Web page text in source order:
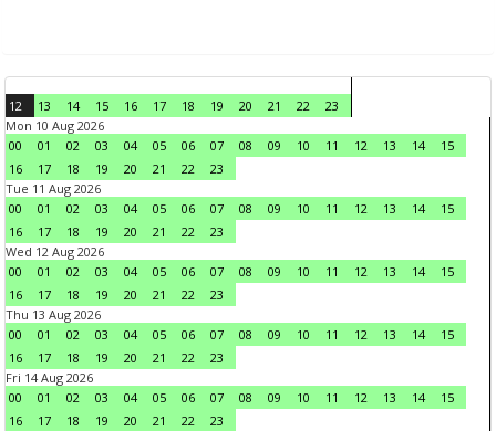
12 13 14 15 16 17 18 19 20 21 22
23
Mon 10 Aug 2026
00
01 02 03 04 05 06 07 08 09 10 11 12 13 14
15
16
17 18 19 20 21 22
23
Tue 11 Aug 2026
00
01 02 03 04 05 06 07 08 09 10 11 12 13 14
15
16
17 18 19 20 21 22
23
Wed 12 Aug 2026
00
01 02 03 04 05 06 07 08 09 10 11 12 13 14
15
16
17 18 19 20 21 22
23
Thu 13 Aug 2026
00
01 02 03 04 05 06 07 08 09 10 11 12 13 14
15
16
17 18 19 20 21 22
23
Fri 14 Aug 2026
00
01 02 03 04 05 06 07 08 09 10 11 12 13 14
15
16
17 18 19 20 21 22
23